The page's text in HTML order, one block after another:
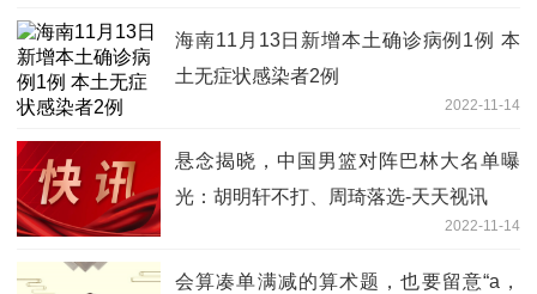
海南11月13日新增本土确诊病例1例 本
土无症状感染者2例
2022-11-14
悬念揭晓，中国男篮对阵巴林大名单曝
光：胡明轩不打、周琦落选-天天视讯
2022-11-14
会算凑单满减的算术题，也要留意“a，